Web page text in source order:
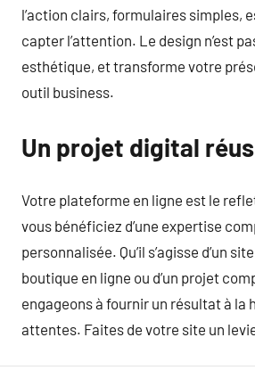
l’action clairs, formulaires simples,
capter l’attention. Le design n’est
esthétique, et transforme votre
outil business.
Un projet digital
Votre plateforme en ligne est le
vous bénéficiez d’une expertise
personnalisée. Qu’il s’agisse d’un
boutique en ligne ou d’un projet
engageons à fournir un résultat à la
attentes. Faites de votre site un